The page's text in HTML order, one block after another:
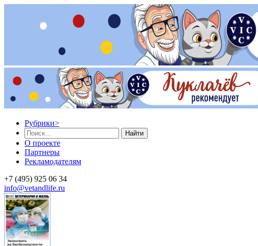
Рубрики>
Найти
О проекте
Партнеры
Рекламодателям
+7 (495) 925 06 34
info@vetandlife.ru